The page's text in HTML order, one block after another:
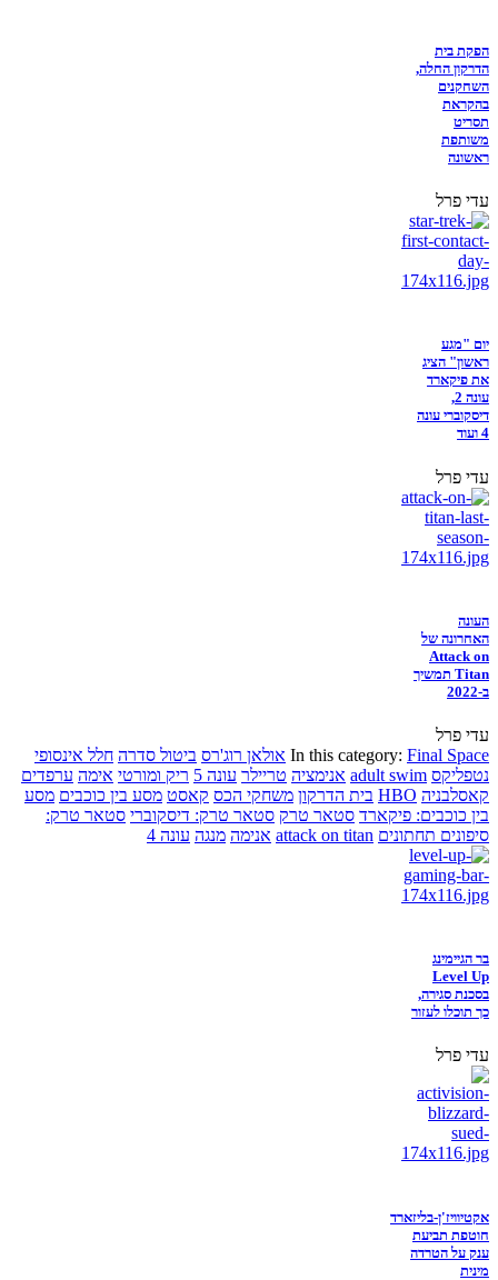
הפקת בית
הדרקון החלה,
השחקנים
בהקראת
תסריט
משותפת
ראשונה
עדי פרל
יום "מגע
ראשון" הציג
את פיקארד
עונה 2,
דיסקוברי עונה
4 ועוד
עדי פרל
העונה
האחרונה של
Attack on
Titan תמשיך
ב-2022
עדי פרל
In this category: Final Space אולאן רוג'רס ביטול סדרה חלל אינסופי
נטפליקס adult swim אנימציה טריילר עונה 5 ריק ומורטי אימה ערפדים
קאסלבניה HBO בית הדרקון משחקי הכס קאסט מסע בין כוכבים מסע
בין כוכבים: פיקארד סטאר טרק סטאר טרק: דיסקוברי סטאר טרק:
סיפונים תחתונים attack on titan אנימה מנגה עונה 4
בר הגיימינג
Level Up
בסכנת סגירה,
כך תוכלו לעזור
עדי פרל
אקטיוויז'ן-בליזארד
חוטפת תביעת
ענק על הטרדה
מינית